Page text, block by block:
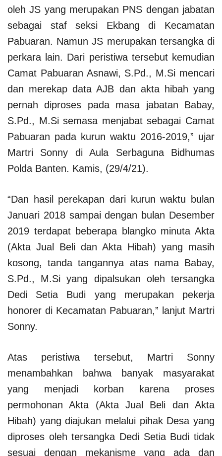
oleh JS yang merupakan PNS dengan jabatan
sebagai staf seksi Ekbang di Kecamatan
Pabuaran. Namun JS merupakan tersangka di
perkara lain. Dari peristiwa tersebut kemudian
Camat Pabuaran Asnawi, S.Pd., M.Si mencari
dan merekap data AJB dan akta hibah yang
pernah diproses pada masa jabatan Babay,
S.Pd., M.Si semasa menjabat sebagai Camat
Pabuaran pada kurun waktu 2016-2019,” ujar
Martri Sonny di Aula Serbaguna Bidhumas
Polda Banten. Kamis, (29/4/21).
“Dan hasil perekapan dari kurun waktu bulan
Januari 2018 sampai dengan bulan Desember
2019 terdapat beberapa blangko minuta Akta
(Akta Jual Beli dan Akta Hibah) yang masih
kosong, tanda tangannya atas nama Babay,
S.Pd., M.Si yang dipalsukan oleh tersangka
Dedi Setia Budi yang merupakan pekerja
honorer di Kecamatan Pabuaran,” lanjut Martri
Sonny.
Atas peristiwa tersebut, Martri Sonny
menambahkan bahwa banyak masyarakat
yang menjadi korban karena proses
permohonan Akta (Akta Jual Beli dan Akta
Hibah) yang diajukan melalui pihak Desa yang
diproses oleh tersangka Dedi Setia Budi tidak
sesuai dengan mekanisme yang ada dan